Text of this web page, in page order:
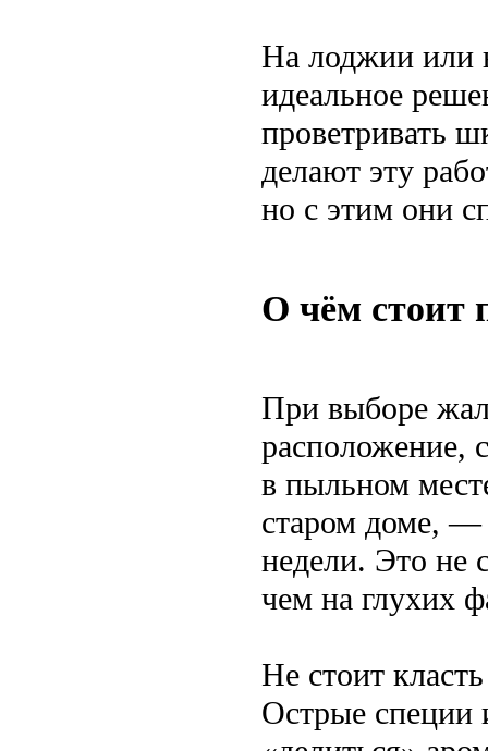
На лоджии или
идеальное
проветривать
делают эту
но с этим они
О чём стоит
При выборе
расположение,
в пыльном
старом доме, —
недели. Это не
чем на глухих
Не стоит
Острые специи